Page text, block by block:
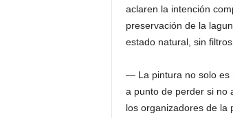
aclaren la intención
preservación de la
estado natural, sin
— La pintura no solo es
a punto de perder si no
los organizadores de la